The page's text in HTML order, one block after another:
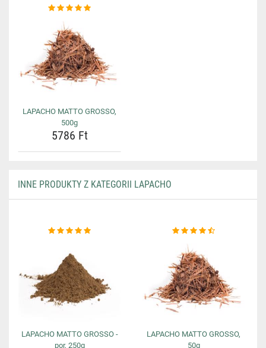
LAPACHO MATTO GROSSO,
500g
5786 Ft
INNE PRODUKTY Z KATEGORII LAPACHO
LAPACHO MATTO GROSSO -
por, 250g
LAPACHO MATTO GROSSO,
50g